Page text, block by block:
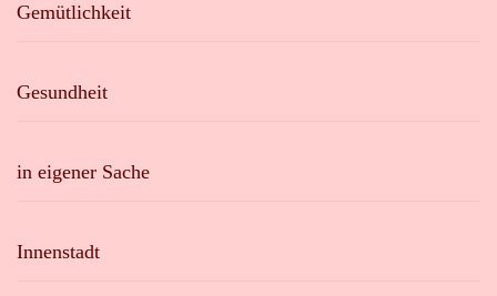
Gemütlichkeit
Gesundheit
in eigener Sache
Innenstadt